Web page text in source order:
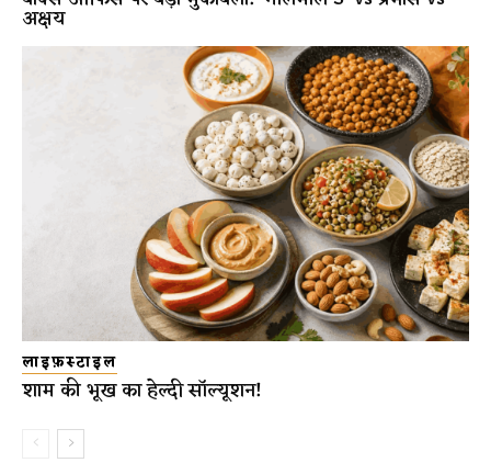
अक्षय
लाइफ़स्टाइल
शाम की भूख का हेल्दी सॉल्यूशन!